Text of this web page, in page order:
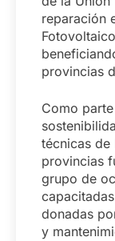
reparación
provincias
Como
técnicas de
provincias
grupo de
donadas
y